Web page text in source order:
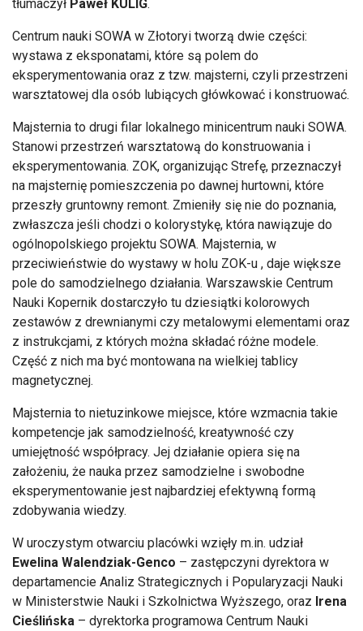
tłumaczył Paweł KULIG.
Centrum nauki SOWA w Złotoryi tworzą dwie części:
wystawa z eksponatami, które są polem do
eksperymentowania oraz z tzw. majsterni, czyli przestrzeni
warsztatowej dla osób lubiących główkować i konstruować.
Majsternia to drugi filar lokalnego minicentrum nauki SOWA.
Stanowi przestrzeń warsztatową do konstruowania i
eksperymentowania. ZOK, organizując Strefę, przeznaczył
na majsternię pomieszczenia po dawnej hurtowni, które
przeszły gruntowny remont. Zmieniły się nie do poznania,
zwłaszcza jeśli chodzi o kolorystykę, która nawiązuje do
ogólnopolskiego projektu SOWA. Majsternia, w
przeciwieństwie do wystawy w holu ZOK-u , daje większe
pole do samodzielnego działania. Warszawskie Centrum
Nauki Kopernik dostarczyło tu dziesiątki kolorowych
zestawów z drewnianymi czy metalowymi elementami oraz
z instrukcjami, z których można składać różne modele.
Część z nich ma być montowana na wielkiej tablicy
magnetycznej.
Majsternia to nietuzinkowe miejsce, które wzmacnia takie
kompetencje jak samodzielność, kreatywność czy
umiejętność współpracy. Jej działanie opiera się na
założeniu, że nauka przez samodzielne i swobodne
eksperymentowanie jest najbardziej efektywną formą
zdobywania wiedzy.
W uroczystym otwarciu placówki wzięły m.in. udział
Ewelina Walendziak-Genco – zastępczyni dyrektora w
departamencie Analiz Strategicznych i Popularyzacji Nauki
w Ministerstwie Nauki i Szkolnictwa Wyższego, oraz Irena
Cieślińska – dyrektorka programowa Centrum Nauki